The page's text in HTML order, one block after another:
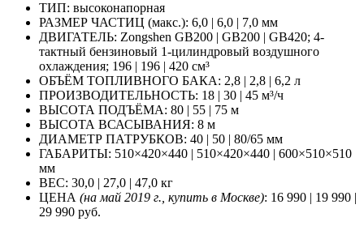
ТИП: высоконапорная
РАЗМЕР ЧАСТИЦ (макс.): 6,0 | 6,0 | 7,0 мм
ДВИГАТЕЛЬ: Zongshen GB200 | GB200 | GB420; 4-
тактный бензиновый 1-цилиндровый воздушного
охлаждения; 196 | 196 | 420 см³
ОБЪЁМ ТОПЛИВНОГО БАКА: 2,8 | 2,8 | 6,2 л
ПРОИЗВОДИТЕЛЬНОСТЬ: 18 | 30 | 45 м³/ч
ВЫСОТА ПОДЪЁМА: 80 | 55 | 75 м
ВЫСОТА ВСАСЫВАНИЯ: 8 м
ДИАМЕТР ПАТРУБКОВ: 40 | 50 | 80/65 мм
ГАБАРИТЫ: 510×420×440 | 510×420×440 | 600×510×510
мм
ВЕС: 30,0 | 27,0 | 47,0 кг
ЦЕНА (на май 2019 г., купить в Москве): 16 990 | 19 990 |
29 990 руб.